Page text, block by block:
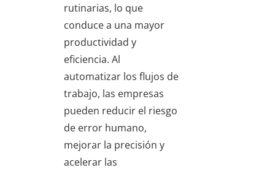
rutinarias, lo que
conduce a una mayor
productividad y
eficiencia. Al
automatizar los flujos de
trabajo, las empresas
pueden reducir el riesgo
de error humano,
mejorar la precisión y
acelerar las